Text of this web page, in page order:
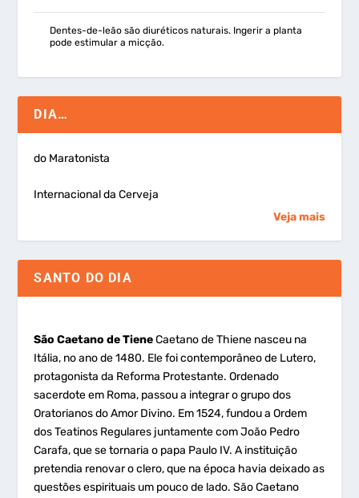
Dentes-de-leão são diuréticos naturais. Ingerir a planta
pode estimular a micção.
DIA…
do Maratonista
Internacional da Cerveja
Veja mais
SANTO DO DIA
São Caetano de TieneCaetano de Thiene nasceu na
Itália, no ano de 1480. Ele foi contemporâneo de Lutero,
protagonista da Reforma Protestante. Ordenado
sacerdote em Roma, passou a integrar o grupo dos
Oratorianos do Amor Divino. Em 1524, fundou a Ordem
dos Teatinos Regulares juntamente com João Pedro
Carafa, que se tornaria o papa Paulo IV. A instituição
pretendia renovar o clero, que na época havia deixado as
questões espirituais um pouco de lado. São Caetano